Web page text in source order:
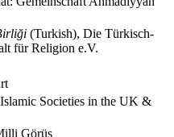
(Turkish), Die Türkisch-
für Religion e.V.
Societies in the UK &
Görüs